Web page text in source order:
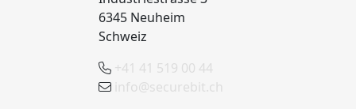
6345 Neuheim
Schweiz
+41 41 519 00 44
info@securebit.ch